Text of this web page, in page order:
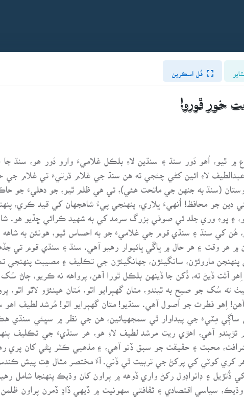
فُل اسڪرين
خور ڦورو!
شاهه عبداللطيف ڀٽائي گهوٽ جو جنم 1689ع ۾ ٿيو، اُهو دَور سنڌ ۽ سنڌين لاءِ بلڪل غلاميءَ
لاءِ ائين کڻي چئجي ته هن سنڌ جي غلام ڌرتيءَ تي غلام جي
(سنڌ به جنهن جي ماتحت هئي)، تي هي ظلم ٿيو، جو دهليءَ جو
دين جو محافظ! اُنهيءَ ڀلاري، پنهنجي پيءُ شاهجهان کي قيد ڪري،
۽ پوءِ وري جلد ئي صوفي بزرگ سرمد کي به شهيد ڪرائي ڇڏيو هو.
هُن کي سنڌ ۽ سنڌي قوم جي غلاميءَ جو به احساس ٿيو، هونئن به
هر وقت ۽ هر حال ۾ ڀاڱي ڀائيوار رهيو آهي. سنڌ ۽ سنڌي قوم تي
پنهنجن ماروئڙن، سانگيئڙن، جهانگيئڙن جي تڪليف ۽ مصيبت
اِهو آٿت ڏيڻ ته، ڏُکن جا ڏينهن بلڪل ٿورا آهن، پرواهه نه ڪريو، ڄاڻ
ته سُک جو صبح به ٿيندو، متان گهٻرايو اٿو، مَتان هينئڙو لاٿو اٿو،
آهن! اِهو فطرت جو اُصول آهي. سنڌيو! متان گهٻرايو اٿو! مُرشد لطيف
ساڳي مِٽيءَ جي پيداوار ٿي سمجهيائين، هن جي نظر ۾ سڀئي
آهي، اهڙي ريت مرشد لطيف لاءِ هو، هر سنڌيءَ جي تڪليف
محبت ۽ حقيقت جو سبق ڏنو آهي، ۽ مذهبي ڪٽر پڻي کان پري
کري کوٽي کي پرکڻ جي تربيت ٿي ڏني. آءٌ مختصر مثال هِت پيش
ڏُتڙيل ۽ ڊانواڊول رکڻ واري ڏوهه ۾ پراون کان وڌيڪ پنهنجا شامل
سياسي اقتصادي ۽ ثقافتي سهونيت ۾ ڏيهي ڏاڍ ڏمرن پراون